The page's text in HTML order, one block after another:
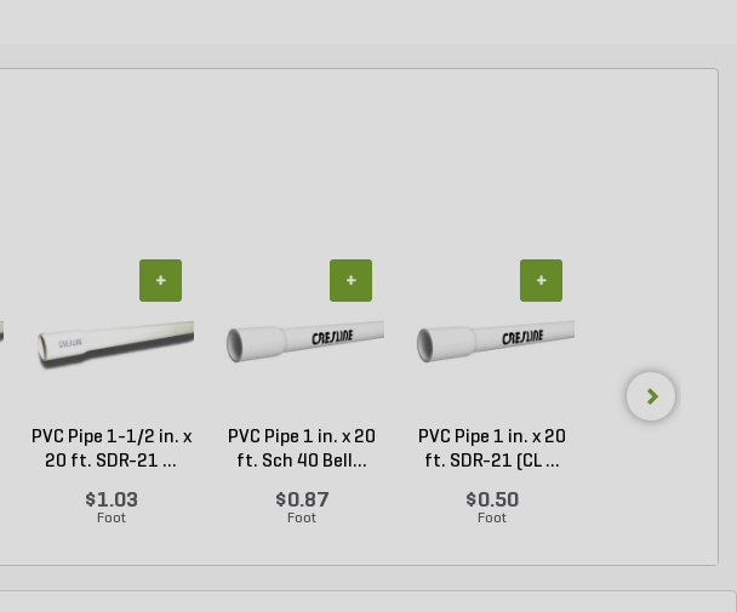
PVC Pipe 1-1/2 in. x
20 ft. SDR-21 ...
$1.03
Foot
+
PVC Pipe 1 in. x 20
ft. Sch 40 Bell...
$0.87
Foot
+
PVC Pipe 1 in. x 20
ft. SDR-21 (CL ...
$0.50
Foot
+